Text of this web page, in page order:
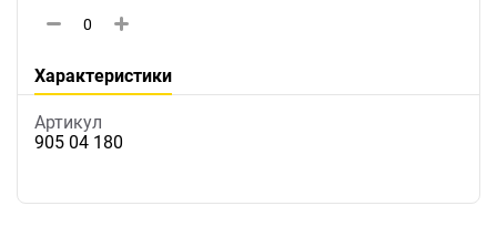
Характеристики
Артикул
905 04 180